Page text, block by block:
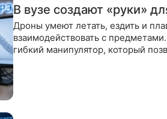
В вузе создают «руки»
Дроны умеют летать, ездить и
взаимодействовать с
гибкий манипулятор, который